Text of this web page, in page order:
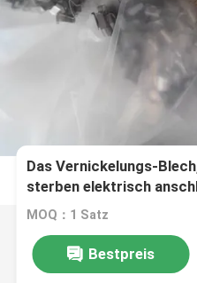
Das Vernickelungs-
sterben elektrisch
MOQ：1 Satz
Bestpreis